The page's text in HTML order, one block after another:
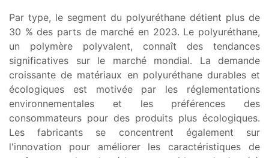
Par type, le segment du polyuréthane détient plus de
30 % des parts de marché en 2023. Le polyuréthane,
un polymère polyvalent, connaît des tendances
significatives sur le marché mondial. La demande
croissante de matériaux en polyuréthane durables et
écologiques est motivée par les réglementations
environnementales et les préférences des
consommateurs pour des produits plus écologiques.
Les fabricants se concentrent également sur
l'innovation pour améliorer les caractéristiques de